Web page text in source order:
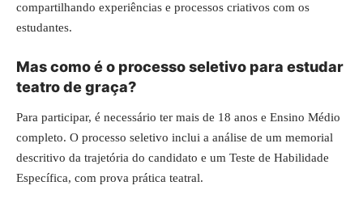
compartilhando experiências e processos criativos com os
estudantes.
Mas como é o processo seletivo para estudar
teatro de graça?
Para participar, é necessário ter mais de 18 anos e Ensino Médio
completo. O processo seletivo inclui a análise de um memorial
descritivo da trajetória do candidato e um Teste de Habilidade
Específica, com prova prática teatral.